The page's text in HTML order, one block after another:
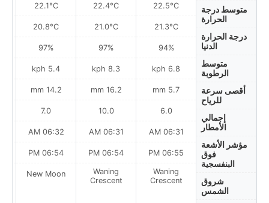
متوسط درجة
الحرارة
درجة الحرارة
الدنيا
متوسط
الرطوبة
أقصى سرعة
للرياح
إجمالي
الأمطار
مؤشر الأشعة
فوق
البنفسجية
شروق
الشمس
22.5°C
21.3°C
94%
6.8 kph
5.7 mm
6.0
06:31 AM
06:55 PM
Waning
Crescent
22.4°C
21.0°C
97%
8.3 kph
16.2 mm
10.0
06:31 AM
06:54 PM
Waning
Crescent
22.1°C
20.8°C
97%
5.4 kph
14.2 mm
7.0
06:32 AM
06:54 PM
New Moon